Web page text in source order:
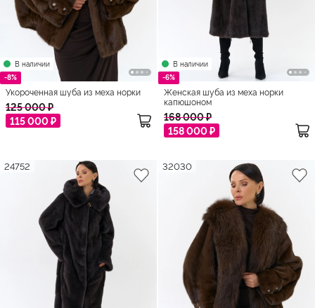
В наличии
-8%
Укороченная шуба из меха норки
125 000 ₽
115 000 ₽
В наличии
-6%
Женская шуба из меха норки
капюшоном
168 000 ₽
158 000 ₽
24752 32030